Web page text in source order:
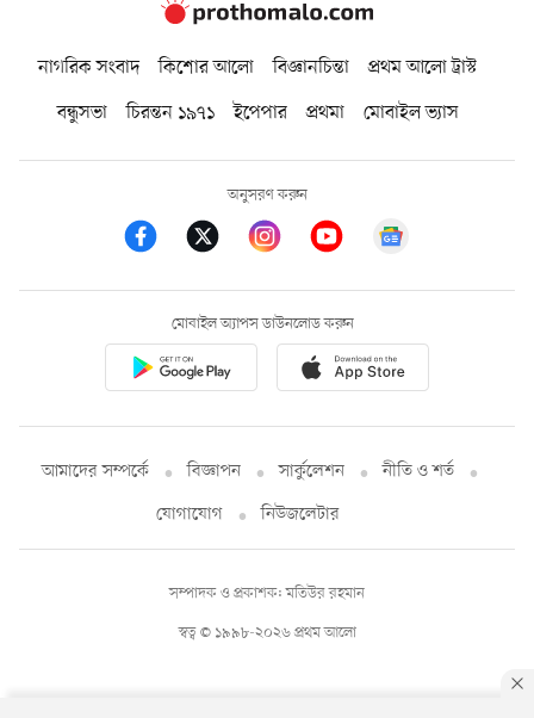
নাগরিক সংবাদ কিশোর আলো বিজ্ঞানচিন্তা
প্রথম আলো ট্রাস্ট
বন্ধুসভা
চিরন্তন ১৯৭১ ইপেপার প্রথমা মোবাইল ভ্যাস
অনুসরণ করুন
মোবাইল অ্যাপস ডাউনলোড করুন
আমাদের সম্পর্কে বিজ্ঞাপন সার্কুলেশন
নীতি ও শর্ত
যোগাযোগ
নিউজলেটার
স্বত্ব © ১৯৯৮-২০২৬ প্রথম আলো
সম্পাদক ও প্রকাশক: মতিউর রহমান